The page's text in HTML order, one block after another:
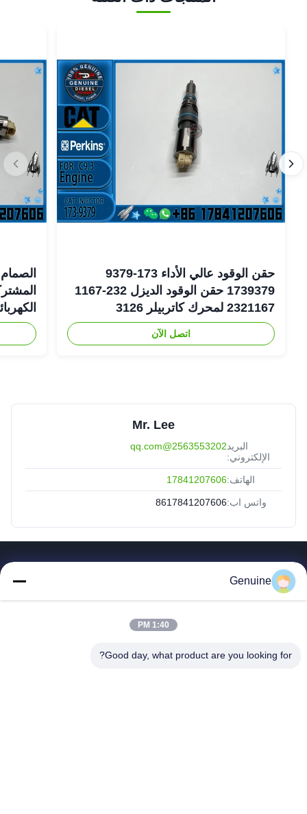
حقن الوقود عالي الأداء 173-9379
1739379 حقن الوقود الديزل 232-1167
2321167 لمحرك كاتربيلر 3126
اتصل الآن
Mr. Lee
البريد
الإلكتروني:
2563553202@qq.com
الهاتف:17841207606
واتس اب:8617841207606
حول بنا
ضبط الجودة
Genuine
1:40 PM
Good day, what product are you looking for?